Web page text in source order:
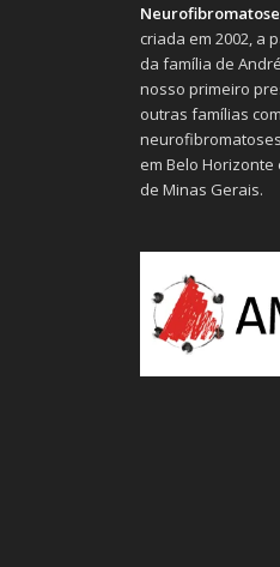
criada em 2002, a
da família de
nosso primeiro
outras famílias
em Belo
de Minas Gerais.